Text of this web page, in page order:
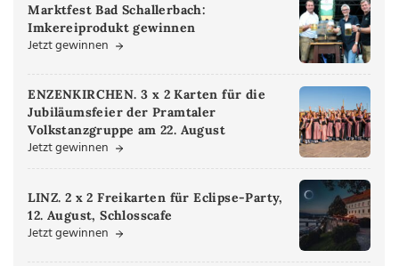
Marktfest Bad Schallerbach:
Imkereiprodukt gewinnen
Jetzt gewinnen
ENZENKIRCHEN. 3 x 2 Karten für die
Jubiläumsfeier der Pramtaler
Volkstanzgruppe am 22. August
Jetzt gewinnen
LINZ. 2 x 2 Freikarten für Eclipse-Party,
12. August, Schlosscafe
Jetzt gewinnen